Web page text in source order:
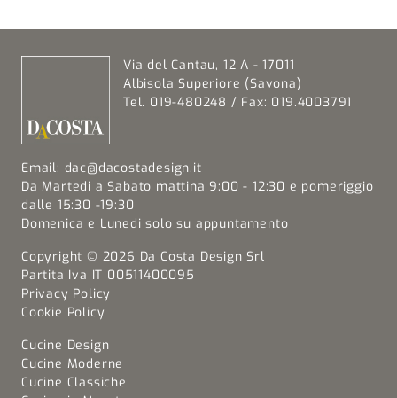
Via del Cantau, 12 A - 17011
Albisola Superiore (Savona)
Tel. 019-480248 / Fax: 019.4003791
Email: dac@dacostadesign.it
Da Martedi a Sabato mattina 9:00 - 12:30 e pomeriggio
dalle 15:30 -19:30
Domenica e Lunedi solo su appuntamento
Copyright © 2026 Da Costa Design Srl
Partita Iva IT 00511400095
Privacy Policy
Cookie Policy
Cucine Design
Cucine Moderne
Cucine Classiche